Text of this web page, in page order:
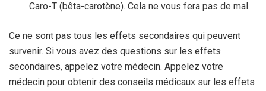
Caro-T (bêta-carotène). Cela ne vous fera pas de mal.
Ce ne sont pas tous les effets secondaires qui peuvent
survenir. Si vous avez des questions sur les effets
secondaires, appelez votre médecin. Appelez votre
médecin pour obtenir des conseils médicaux sur les effets